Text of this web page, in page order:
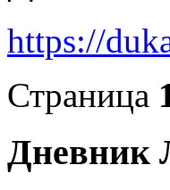
https://
Страница
Дневник